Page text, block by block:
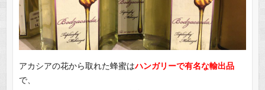
アカシアの花から取れた蜂蜜はハンガリーで有名な輸出品
で、